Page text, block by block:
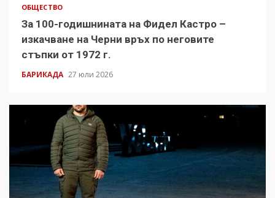
ОБЩЕСТВО
За 100-годишнината на Фидел Кастро –
изкачване на Черни връх по неговите
стъпки от 1972 г.
БАРИКАДА 27 юли 2026